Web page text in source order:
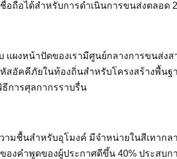
ถือได้สำหรับการดำเนินการขนส่งตลอด
ผงหน้าปัดของเรามีศูนย์กลางการขนส่งส
หัสอัคคีภัยในท้องถิ่นสำหรับโครงสร้างพื้น
การศุลกากรราบรื่น
มชื้นสำหรับอุโมงค์ มีจำหน่ายในสีเทากล
องคำพูดของผู้ประกาศดีขึ้น 40% ประสบ